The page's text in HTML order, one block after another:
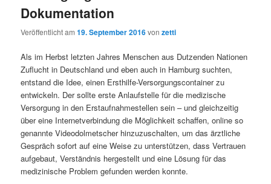
Dokumentation
Veröffentlicht am19. September 2016vonzetti
Als im Herbst letzten Jahres Menschen aus Dutzenden Nationen
Zuflucht in Deutschland und eben auch in Hamburg suchten,
entstand die Idee, einen Ersthilfe-Versorgungscontainer zu
entwickeln. Der sollte erste Anlaufstelle für die medizische
Versorgung in den Erstaufnahmestellen sein – und gleichzeitig
über eine Internetverbindung die Möglichkeit schaffen, online so
genannte Videodolmetscher hinzuzuschalten, um das ärztliche
Gespräch sofort auf eine Weise zu unterstützen, dass Vertrauen
aufgebaut, Verständnis hergestellt und eine Lösung für das
medizinische Problem gefunden werden konnte.